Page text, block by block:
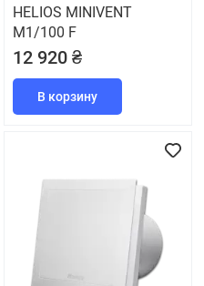
HELIOS MINIVENT
M1/100 F
12 920 ₴
В корзину